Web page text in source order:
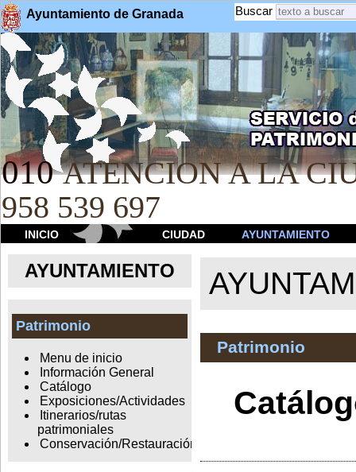
Ayuntamiento de Granada Buscar
010 ATENCION A LA
958 539 697
INICIO CIUDAD AYUNTAMIENTO
AYUNTAMIENTO
Patrimonio
Menu de inicio
Información General
Catálogo
Exposiciones/Actividades
Itinerarios/rutas
patrimoniales
Conservación/Restauración
Patrimonio